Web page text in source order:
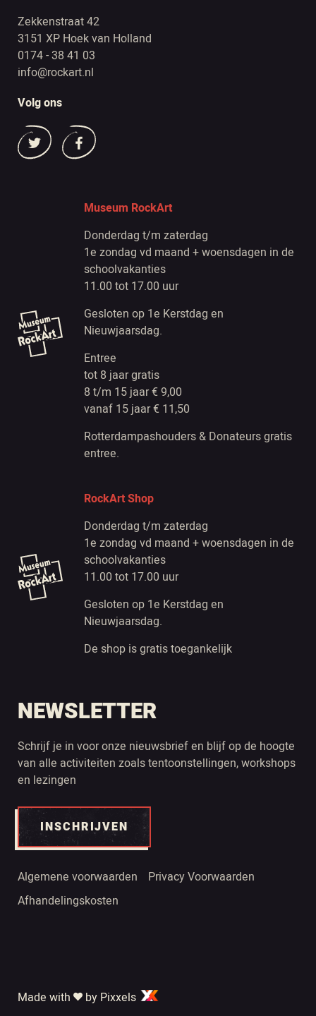
Zekkenstraat 42
3151 XP Hoek van Holland
0174 - 38 41 03
info@rockart.nl
Volg ons
Museum RockArt
Donderdag t/m zaterdag
1e zondag vd maand + woensdagen in de
schoolvakanties
11.00 tot 17.00 uur
Gesloten op 1e Kerstdag en
Nieuwjaarsdag.
Entree
tot 8 jaar gratis
8 t/m 15 jaar € 9,00
vanaf 15 jaar € 11,50
Rotterdampashouders & Donateurs gratis
entree.
RockArt Shop
Donderdag t/m zaterdag
1e zondag vd maand + woensdagen in de
schoolvakanties
11.00 tot 17.00 uur
Gesloten op 1e Kerstdag en
Nieuwjaarsdag.
De shop is gratis toegankelijk
NEWSLETTER
Schrijf je in voor onze nieuwsbrief en blijf op de hoogte
van alle activiteiten zoals tentoonstellingen, workshops
en lezingen
INSCHRIJVEN
Algemene voorwaarden
Privacy Voorwaarden
Afhandelingskosten
Made with by Pixxels